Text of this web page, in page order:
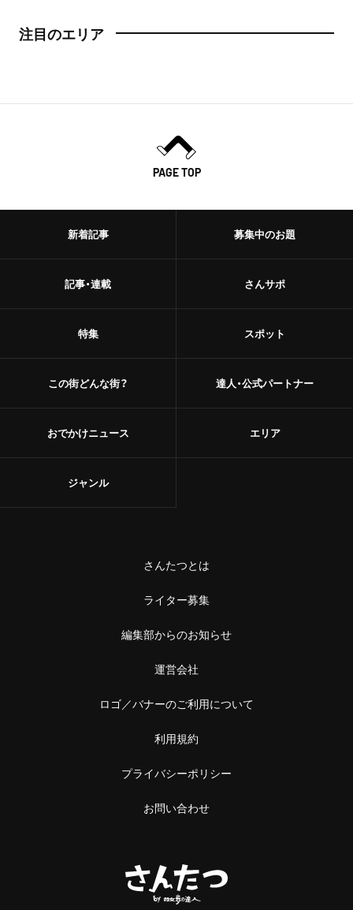
注目のエリア
PAGE TOP
新着記事
記事・連載
特集
この街どんな街？
おでかけニュース
募集中のお題
さんサポ
スポット
達人・公式パートナー
エリア
ジャンル
さんたつとは
ライター募集
編集部からのお知らせ
運営会社
ロゴ／バナーのご利用について
利用規約
プライバシーポリシー
お問い合わせ